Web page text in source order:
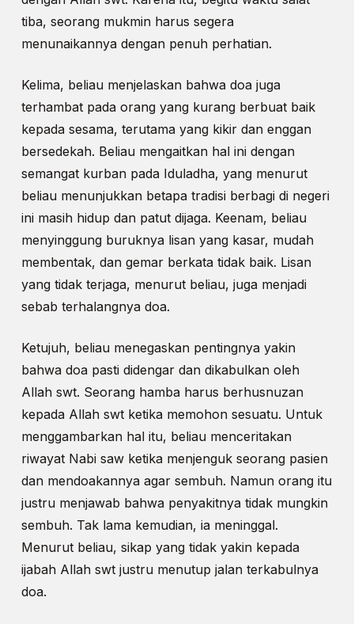
tiba, seorang mukmin harus segera
menunaikannya dengan penuh perhatian.
Kelima, beliau menjelaskan bahwa doa juga
terhambat pada orang yang kurang berbuat baik
kepada sesama, terutama yang kikir dan enggan
bersedekah. Beliau mengaitkan hal ini dengan
semangat kurban pada Iduladha, yang menurut
beliau menunjukkan betapa tradisi berbagi di negeri
ini masih hidup dan patut dijaga. Keenam, beliau
menyinggung buruknya lisan yang kasar, mudah
membentak, dan gemar berkata tidak baik. Lisan
yang tidak terjaga, menurut beliau, juga menjadi
sebab terhalangnya doa.
Ketujuh, beliau menegaskan pentingnya yakin
bahwa doa pasti didengar dan dikabulkan oleh
Allah swt. Seorang hamba harus berhusnuzan
kepada Allah swt ketika memohon sesuatu. Untuk
menggambarkan hal itu, beliau menceritakan
riwayat Nabi saw ketika menjenguk seorang pasien
dan mendoakannya agar sembuh. Namun orang itu
justru menjawab bahwa penyakitnya tidak mungkin
sembuh. Tak lama kemudian, ia meninggal.
Menurut beliau, sikap yang tidak yakin kepada
ijabah Allah swt justru menutup jalan terkabulnya
doa.